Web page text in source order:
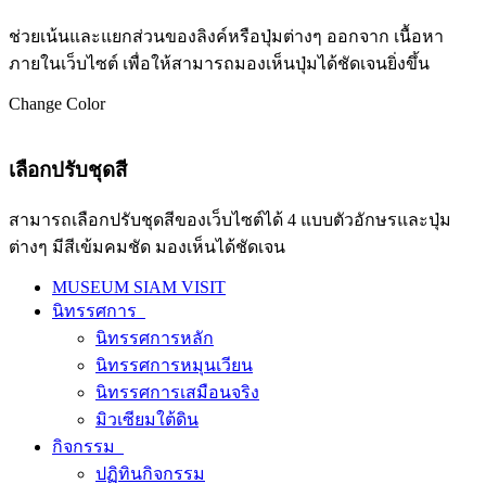
ช่วยเน้นและแยกส่วนของลิงค์หรือปุ่มต่างๆ ออกจาก เนื้อหา
ภายในเว็บไซต์ เพื่อให้สามารถมองเห็นปุ่มได้ชัดเจนยิ่งขึ้น
Change Color
เลือกปรับชุดสี
สามารถเลือกปรับชุดสีของเว็บไซต์ได้ 4 แบบตัวอักษรและปุ่ม
ต่างๆ มีสีเข้มคมชัด มองเห็นได้ชัดเจน
MUSEUM SIAM VISIT
นิทรรศการ
นิทรรศการหลัก
นิทรรศการหมุนเวียน
นิทรรศการเสมือนจริง
มิวเซียมใต้ดิน
กิจกรรม
ปฏิทินกิจกรรม